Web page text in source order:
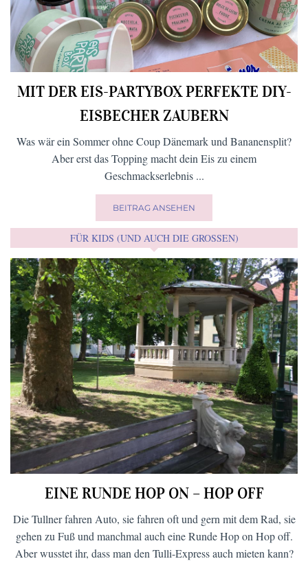
MIT DER EIS-PARTYBOX PERFEKTE DIY-
EISBECHER ZAUBERN
Was wär ein Sommer ohne Coup Dänemark und Bananensplit?
Aber erst das Topping macht dein Eis zu einem
Geschmackserlebnis ...
BEITRAG ANSEHEN
FÜR KIDS (UND AUCH DIE GROSSEN)
EINE RUNDE HOP ON – HOP OFF
Die Tullner fahren Auto, sie fahren oft und gern mit dem Rad, sie
gehen zu Fuß und manchmal auch eine Runde Hop on Hop off.
Aber wusstet ihr, dass man den Tulli-Express auch mieten kann?